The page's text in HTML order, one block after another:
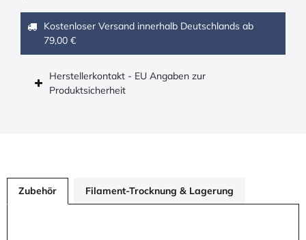
Kostenloser Versand innerhalb Deutschlands ab
79,00 €
Herstellerkontakt - EU Angaben zur
Produktsicherheit
Zubehör Filament-Trocknung & Lagerung